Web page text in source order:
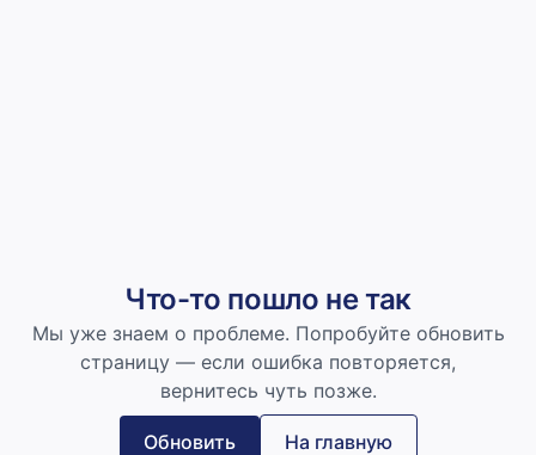
Что-то пошло не так
Мы уже знаем о проблеме. Попробуйте обновить
страницу — если ошибка повторяется,
вернитесь чуть позже.
Обновить На главную